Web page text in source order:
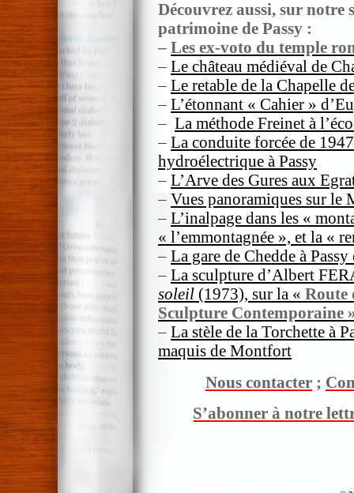
Découvrez aussi, sur notre
patrimoine de Passy :
– Les ex-voto du temple
– Le château médiéval de
– Le retable de la Chapelle
– L’étonnant « Cahier »
– La méthode Freinet à
– La conduite forcée de
hydroélectrique à Passy
– L’Arve des Gures aux
– Vues panoramiques sur le
– L’inalpage dans les «
« l’emmontagnée », et la «
– La gare de Chedde à
– La sculpture d’Albert
soleil (1973), sur la « Route
Sculpture Contemporaine
– La stèle de la Torchette à
maquis de Montfort
Nous contacter ;
S’abonner à notre